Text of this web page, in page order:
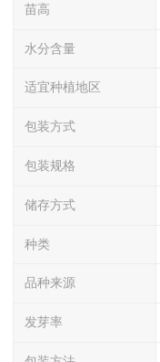
苗高
水分含量
适宜种植地区
包装方式
包装规格
储存方式
种类
品种来源
发芽率